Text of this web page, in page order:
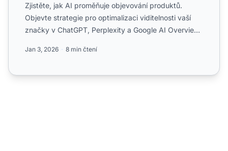
Zjistěte, jak AI proměňuje objevování produktů.
Objevte strategie pro optimalizaci viditelnosti vaší
značky v ChatGPT, Perplexity a Google AI Overviews
Jan 3, 2026 8 min čtení